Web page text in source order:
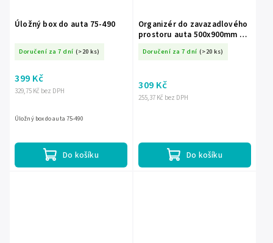
Úložný box do auta 75-490
Doručení za 7 dní (>20 ks)
329,75 Kč bez DPH
399 Kč
Do košíku
Úložný box do auta 75-490
Organizér do zavazadlového
prostoru auta 500x900mm 8
Doručení za 7 dní (>20 ks)
255,37 Kč bez DPH
309 Kč
Do košíku